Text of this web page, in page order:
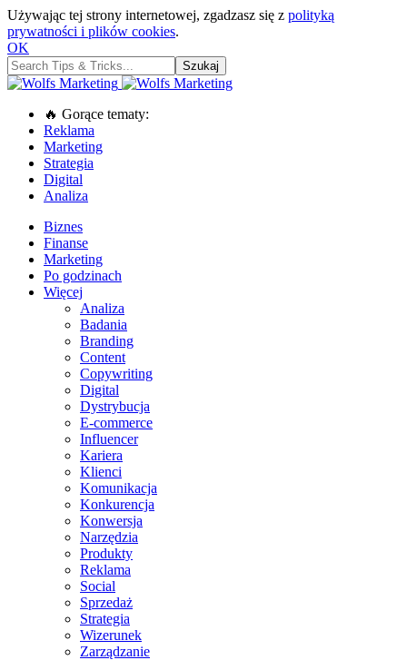
Używając tej strony internetowej, zgadzasz się z polityką
prywatności i plików cookies.
OK
🔥 Gorące tematy:
Reklama
Marketing
Strategia
Digital
Analiza
Biznes
Finanse
Marketing
Po godzinach
Więcej
Analiza
Badania
Branding
Content
Copywriting
Digital
Dystrybucja
E-commerce
Influencer
Kariera
Klienci
Komunikacja
Konkurencja
Konwersja
Narzędzia
Produkty
Reklama
Social
Sprzedaż
Strategia
Wizerunek
Zarządzanie